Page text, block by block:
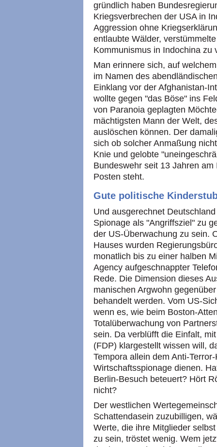
gründlich haben
Kriegsverbrechen der USA in
Aggression ohne
entlaubte Wälder,
Kommunismus in Indochina zu
Man erinnere sich, auf
im Namen des
Einklang vor der Afghanistan-
wollte gegen "das Böse" ins
von Paranoia geplagten
mächtigsten Mann der Welt,
auslöschen können. Der
sich ob solcher Anmaßung
Knie und gelobte
Bundeswehr seit 13 Jahren
Posten steht.
Gute politische
Und ausgerechnet
Spionage als "Angriffsziel" zu
der US-Überwachung zu sein.
Hauses wurden
monatlich bis zu einer halben
Agency aufgeschnappter
Rede. Die Dimension dieses
manischen Argwohn
behandelt werden. Vom US-
wenn es, wie beim Boston-
Totalüberwachung von
sein. Da verblüfft die Einfalt,
(FDP) klargestellt wissen will,
Tempora allein dem Anti-
Wirtschaftsspionage dienen.
Berlin-Besuch beteuert? Hört
nicht?
Der westlichen
Schattendasein zuzubilligen,
Werte, die ihre Mitglieder
zu sein, tröstet wenig. Wem